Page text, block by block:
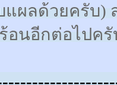
ผลด้วยครับ)
อนอีกต่อไปครั